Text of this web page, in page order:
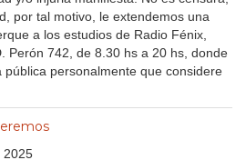
por tal motivo, le extendemos una
a los estudios de Radio Fénix,
Perón 742, de 8.30 hs a 20 hs, donde
pública personalmente que considere
2025